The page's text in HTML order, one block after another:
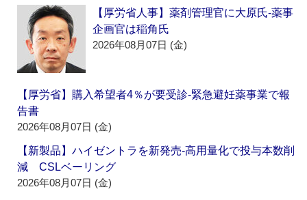
【厚労省人事】薬剤管理官に大原氏‐薬事
企画官は稲角氏
2026年08月07日 (金)
【厚労省】購入希望者4％が要受診‐緊急避妊薬事業で報
告書
2026年08月07日 (金)
【新製品】ハイゼントラを新発売‐高用量化で投与本数削
減 CSLベーリング
2026年08月07日 (金)